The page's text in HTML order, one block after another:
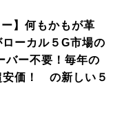
】何もかもが革
ーカル５G市場の
バー不要！毎年の
安価！ の新しい５